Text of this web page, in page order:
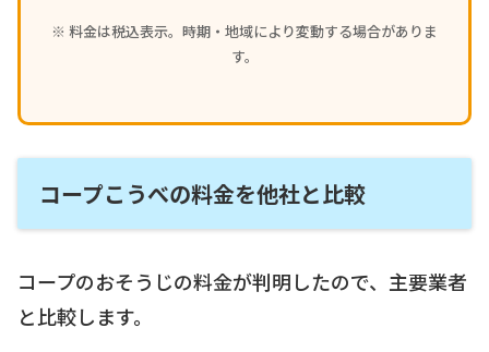
※ 料金は税込表示。時期・地域により変動する場合がありま
す。
コープこうべの料金を他社と比較
コープのおそうじの料金が判明したので、主要業者
と比較します。